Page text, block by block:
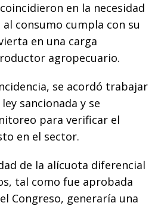
en la necesidad
consumo cumpla con su
en una carga
agropecuario.
se acordó trabajar
sancionada y se
para verificar el
en el sector.
de la alícuota diferencial
tal como fue aprobada
Congreso, generaría una